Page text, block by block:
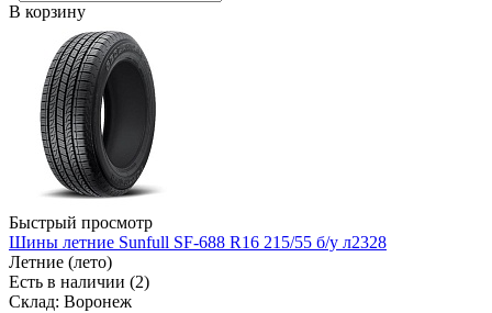
В корзину
Быстрый просмотр
Шины летние Sunfull SF-688 R16 215/55 б/у л2328
Летние (лето)
Есть в наличии (2)
Склад: Воронеж